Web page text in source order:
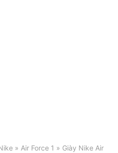
» Air Force 1 » Giày Nike Air